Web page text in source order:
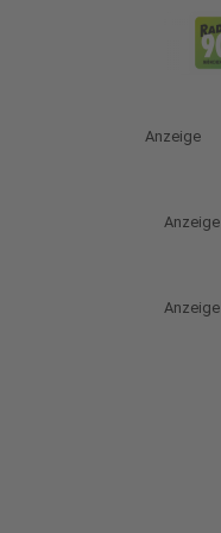
Anzeige
Anzeige
Anzeige